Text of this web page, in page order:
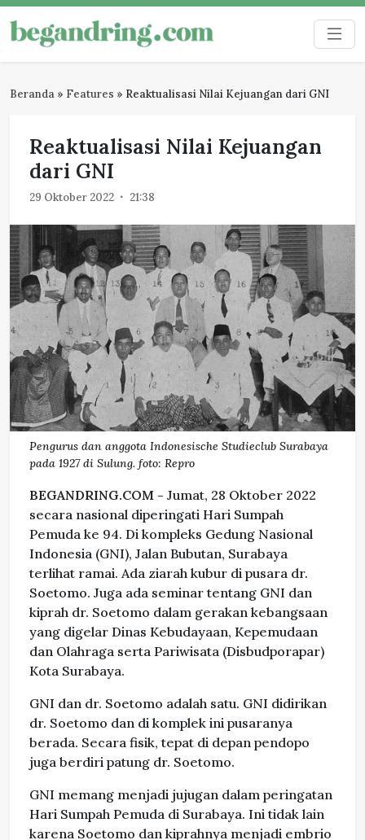
Skip
to
content
Begandring
Menjaga ingatan untuk masa depan
Beranda » Features » Reaktualisasi Nilai Kejuangan dari GNI
Reaktualisasi Nilai Kejuangan
dari GNI
29 Oktober 2022 21:38
Pengurus dan anggota Indonesische Studieclub Surabaya
pada 1927 di Sulung. foto: Repro
BEGANDRING.COM - Jumat, 28 Oktober 2022
secara nasional diperingati Hari Sumpah
Pemuda ke 94. Di kompleks Gedung Nasional
Indonesia (GNI), Jalan Bubutan, Surabaya
terlihat ramai. Ada ziarah kubur di pusara dr.
Soetomo. Juga ada seminar tentang GNI dan
kiprah dr. Soetomo dalam gerakan kebangsaan
yang digelar Dinas Kebudayaan, Kepemudaan
dan Olahraga serta Pariwisata (Disbudporapar)
Kota Surabaya.
GNI dan dr. Soetomo adalah satu. GNI didirikan
dr. Soetomo dan di komplek ini pusaranya
berada. Secara fisik, tepat di depan pendopo
juga berdiri patung dr. Soetomo.
GNI memang menjadi jujugan dalam peringatan
Hari Sumpah Pemuda di Surabaya. Ini tidak lain
karena Soetomo dan kiprahnya menjadi embrio